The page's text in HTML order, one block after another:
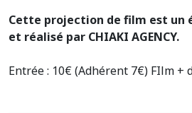
Cette projection de film est un
et réalisé par CHIAKI AGENCY.
Entrée : 10€ (Adhérent 7€) FIlm +